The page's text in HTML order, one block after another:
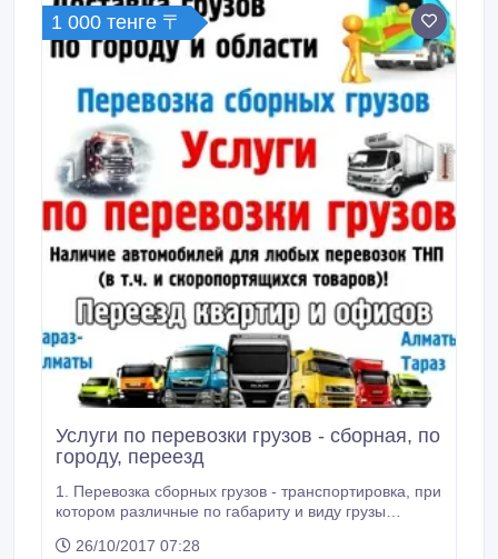
1 000 тенге 〒
Услуги по перевозки грузов - сборная, по
городу, переезд
1. Перевозка сборных грузов - транспортировка, при
котором различные по габариту и виду грузы
транспортном средстве и в одном направлении;
26/10/2017 07:28